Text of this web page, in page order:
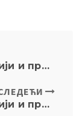
Стање криминалитета у Србији и правна средства реаговања – I део
Стање криминалитета у Србији и правна средства реаговања – III део